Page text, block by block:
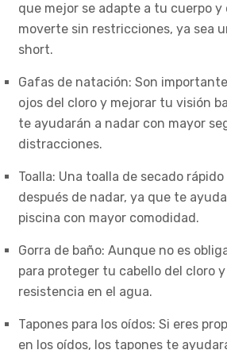
que mejor se adapte a tu cuerpo
moverte sin restricciones, ya sea
short.
Gafas de natación: Son
ojos del cloro y mejorar tu visión
te ayudarán a nadar con mayor
distracciones.
Toalla: Una toalla de secado
después de nadar, ya que te
piscina con mayor comodidad.
Gorra de baño: Aunque no es
para proteger tu cabello del cloro
resistencia en el agua.
Tapones para los oídos: Si eres
en los oídos, los tapones te